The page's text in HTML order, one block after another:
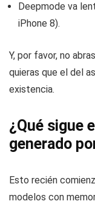
Deepmode va
iPhone 8).
Y, por favor, no
quieras que el del
existencia.
¿Qué sigue
generado
Esto recién
modelos con